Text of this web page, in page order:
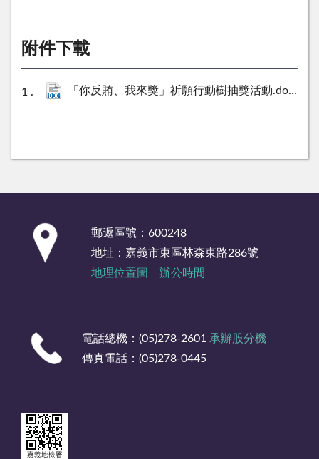
附件下載
「你反賄、我來獎」祈願行動樹抽獎活動.doc
郵遞區號：600248
地址：嘉義市東區林森東路286號
地理位置圖
辦公時間
電話總機：(05)278-2601 承辦股分機
傳真電話：(05)278-0445